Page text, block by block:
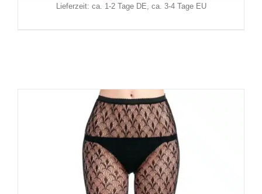
Lieferzeit: ca. 1-2 Tage DE, ca. 3-4 Tage EU